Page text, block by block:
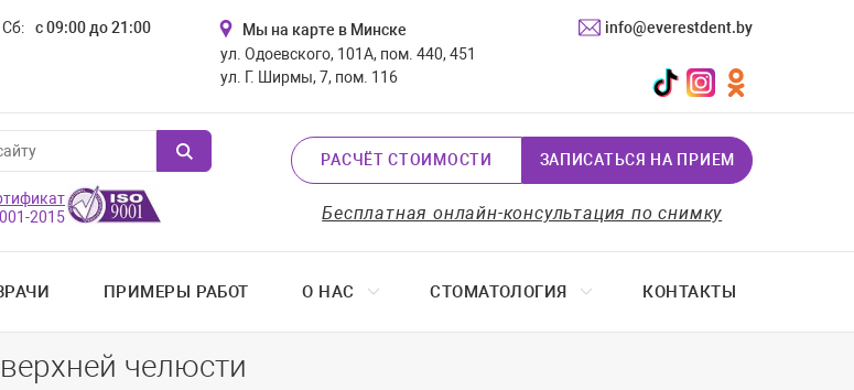
Сб:
с 09:00 до 21:00
info@everestdent.by
Мы на карте в Минске
ул. Одоевского, 101А, пом. 440, 451
ул. Г. Ширмы, 7, пом. 116
TikTokInstagramОдноклассники
РАСЧЁТ СТОИМОСТИ ЗАПИСАТЬСЯ НА ПРИЕМ
Бесплатная онлайн-консультация по снимку
2015
ПРИМЕРЫ РАБОТ О НАС СТОМАТОЛОГИЯ КОНТАКТЫ
челюсти